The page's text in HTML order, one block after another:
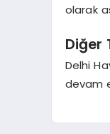
olarak
Diğer
Delhi
devam